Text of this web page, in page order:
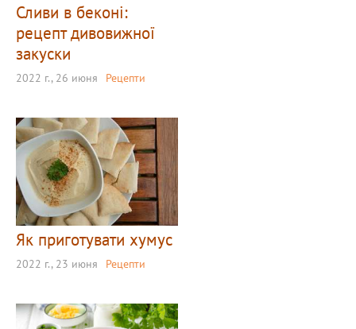
Сливи в беконі:
рецепт дивовижної
закуски
2022 г., 26 июня Рецепти
Як приготувати хумус
2022 г., 23 июня Рецепти